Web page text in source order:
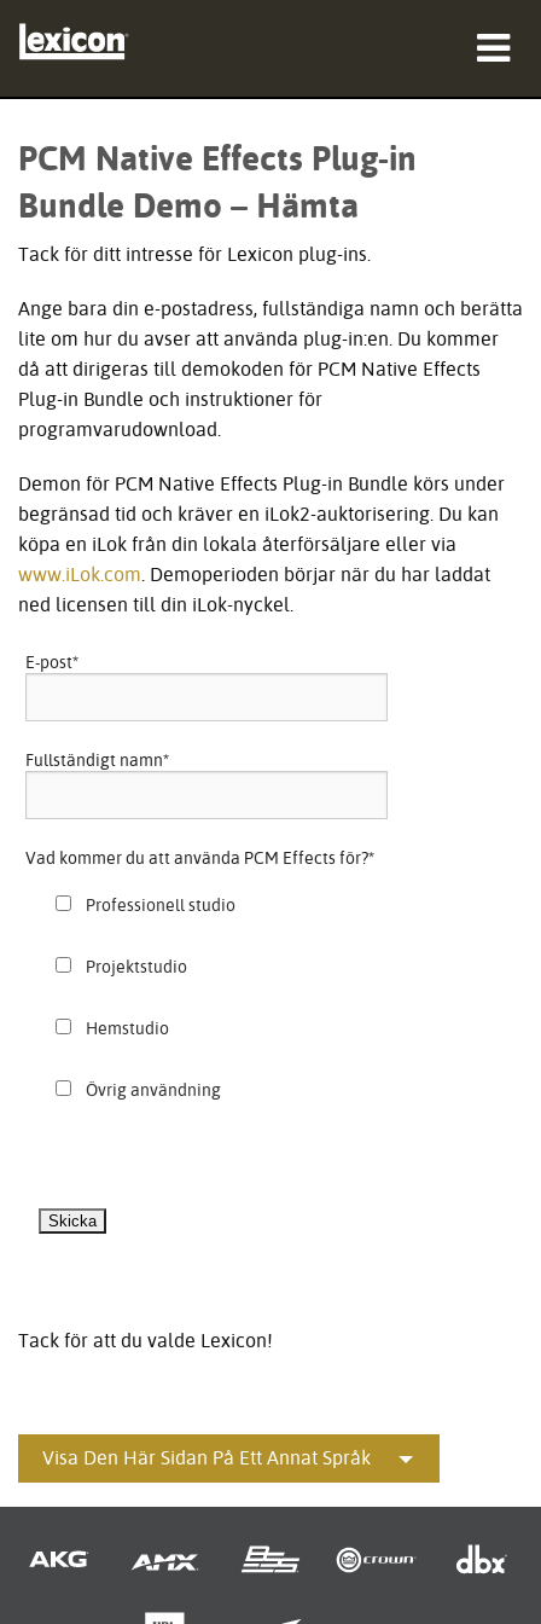
utbildning
support
Språk/Region
PCM Native Effects Plug-in
Bundle Demo – Hämta
Tack för ditt intresse för Lexicon plug-ins.
Ange bara din e-postadress, fullständiga namn och berätta
lite om hur du avser att använda plug-in:en. Du kommer
då att dirigeras till demokoden för PCM Native Effects
Plug-in Bundle och instruktioner för
programvarudownload.
Demon för PCM Native Effects Plug-in Bundle körs under
begränsad tid och kräver en iLok2-auktorisering. Du kan
köpa en iLok från din lokala återförsäljare eller via
www.iLok.com. Demoperioden börjar när du har laddat
ned licensen till din iLok-nyckel.
E-post*
Fullständigt namn*
Vad kommer du att använda PCM Effects för?*
Professionell studio
Projektstudio
Hemstudio
Övrig användning
Tack för att du valde Lexicon!
Visa Den Här Sidan På Ett Annat Språk